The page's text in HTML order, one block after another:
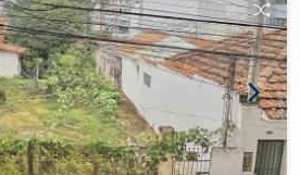
no Condomínio Canadá!